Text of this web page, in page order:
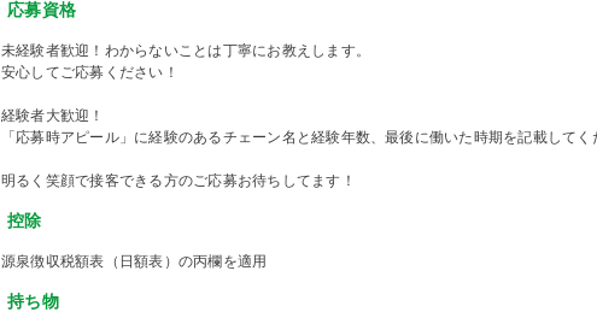
応募資格
未経験者歓迎！わからないことは丁寧にお教えします。
安心してご応募ください！
経験者大歓迎！
「応募時アピール」に経験のあるチェーン名と経験年数、最後に働いた時期を記載してく
明るく笑顔で接客できる方のご応募お待ちしてます！
控除
源泉徴収税額表（日額表）の丙欄を適用
持ち物